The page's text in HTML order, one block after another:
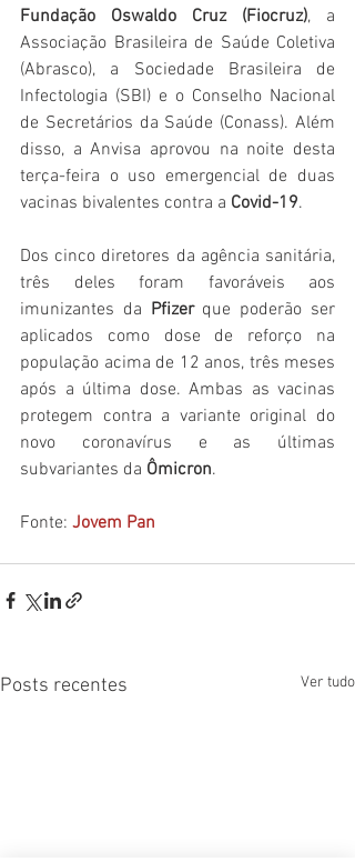
Fundação Oswaldo Cruz (Fiocruz), a
Associação Brasileira de Saúde Coletiva
(Abrasco), a Sociedade Brasileira de
Infectologia (SBI) e o Conselho Nacional
de Secretários da Saúde (Conass). Além
disso, a Anvisa aprovou na noite desta
terça-feira o uso emergencial de duas
vacinas bivalentes contra a Covid-19.
Dos cinco diretores da agência sanitária,
três deles foram favoráveis aos
imunizantes da Pfizer que poderão ser
aplicados como dose de reforço na
população acima de 12 anos, três meses
após a última dose. Ambas as vacinas
protegem contra a variante original do
novo coronavírus e as últimas
subvariantes da Ômicron.
Fonte: Jovem Pan
Posts recentes Ver tudo